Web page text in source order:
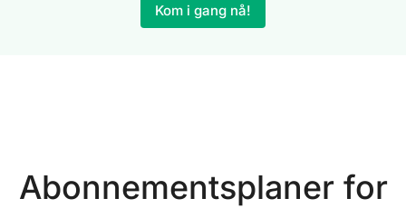
Kom i gang nå!
Abonnementsplaner for